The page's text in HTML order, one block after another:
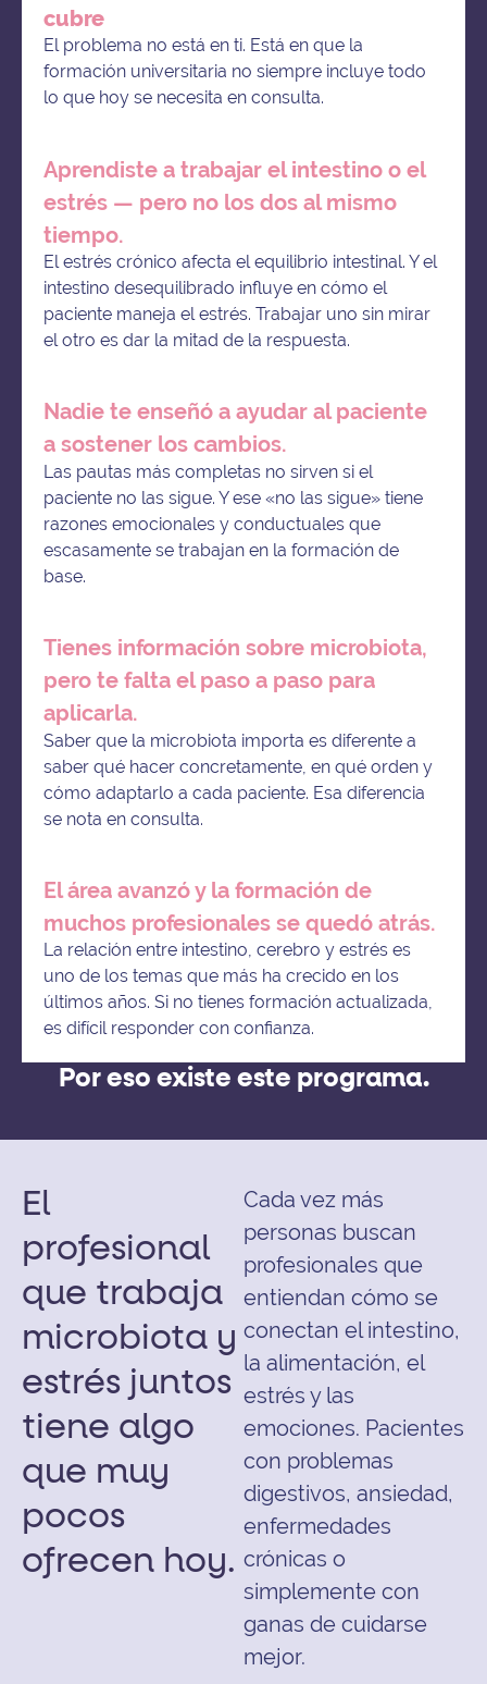
cubre
El problema no está en ti. Está en que la
formación universitaria no siempre incluye todo
lo que hoy se necesita en consulta.
Aprendiste a trabajar el intestino o el
estrés — pero no los dos al mismo
tiempo.
El estrés crónico afecta el equilibrio intestinal. Y el
intestino desequilibrado influye en cómo el
paciente maneja el estrés. Trabajar uno sin mirar
el otro es dar la mitad de la respuesta.
Nadie te enseñó a ayudar al paciente
a sostener los cambios.
Las pautas más completas no sirven si el
paciente no las sigue. Y ese «no las sigue» tiene
razones emocionales y conductuales que
escasamente se trabajan en la formación de
base.
Tienes información sobre microbiota,
pero te falta el paso a paso para
aplicarla.
Saber que la microbiota importa es diferente a
saber qué hacer concretamente, en qué orden y
cómo adaptarlo a cada paciente. Esa diferencia
se nota en consulta.
El área avanzó y la formación de
muchos profesionales se quedó atrás.
La relación entre intestino, cerebro y estrés es
uno de los temas que más ha crecido en los
últimos años. Si no tienes formación actualizada,
es difícil responder con confianza.
Por eso existe este programa.
El
profesional
que trabaja
microbiota y
estrés juntos
tiene algo
que muy
pocos
ofrecen hoy.
Cada vez más
personas buscan
profesionales que
entiendan cómo se
conectan el intestino,
la alimentación, el
estrés y las
emociones. Pacientes
con problemas
digestivos, ansiedad,
enfermedades
crónicas o
simplemente con
ganas de cuidarse
mejor.